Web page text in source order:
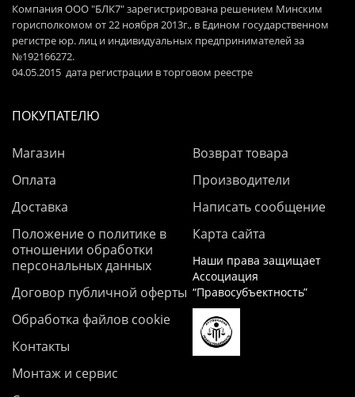
Компания ООО "БЛК7" зарегистрирована решением Минским
горисполкомом от 22 ноября 2013г., в Едином государственном
регистре юр. лиц и индивидуальных предпринимателей за
№192166272.
04.05.2015 дата регистрации в торговом реестре
ПОКУПАТЕЛЮ
Магазин
Оплата
Доставка
Положение о политике в
отношении обработки
персональных данных
Договор публичной оферты
Обработка файлов cookie
Контакты
Монтаж и сервис
Возврат товара
Производители
Написать сообщение
Карта сайта
Наши права защищает
Ассоциация
“Правосубъектность”